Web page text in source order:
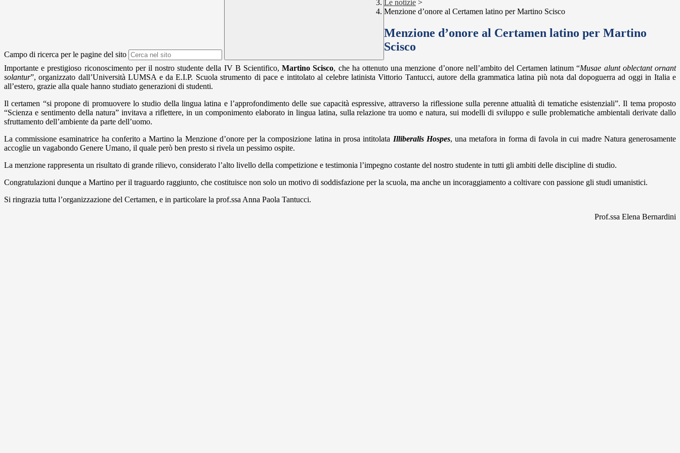
Campo di ricerca per le pagine del sito
Le notizie >
Menzione d’onore al Certamen latino per Martino Scisco
Menzione d’onore al Certamen latino per Martino
Scisco
Importante e prestigioso riconoscimento per il nostro studente della IV B Scientifico,Martino Scisco, che ha ottenuto una menzione d’onore nell’ambito del Certamen latinum “Musae alunt oblectant ornant
solantur”, organizzato dall’Università LUMSA e da E.I.P. Scuola strumento di pace e intitolato al celebre latinista Vittorio Tantucci, autore della grammatica latina più nota dal dopoguerra ad oggi in Italia e
all’estero, grazie alla quale hanno studiato generazioni di studenti.
Il certamen “si propone di promuovere lo studio della lingua latina e l’approfondimento delle sue capacità espressive, attraverso la riflessione sulla perenne attualità di tematiche esistenziali”. Il tema proposto
“Scienza e sentimento della natura” invitava a riflettere, in un componimento elaborato in lingua latina, sulla relazione tra uomo e natura, sui modelli di sviluppo e sulle problematiche ambientali derivate dallo
sfruttamento dell’ambiente da parte dell’uomo.
La commissione esaminatrice ha conferito a Martino la Menzione d’onore per la composizione latina in prosa intitolata Illiberalis Hospes, una metafora in forma di favola in cui madre Natura generosamente
accoglie un vagabondo Genere Umano, il quale però ben presto si rivela un pessimo ospite.
La menzione rappresenta un risultato di grande rilievo, considerato l’alto livello della competizione e testimonia l’impegno costante del nostro studente in tutti gli ambiti delle discipline di studio.
Congratulazioni dunque a Martino per il traguardo raggiunto, che costituisce non solo un motivo di soddisfazione per la scuola, ma anche un incoraggiamento a coltivare con passione gli studi umanistici.
Si ringrazia tutta l’organizzazione del Certamen, e in particolare la prof.ssa Anna Paola Tantucci.
Prof.ssa Elena Bernardini